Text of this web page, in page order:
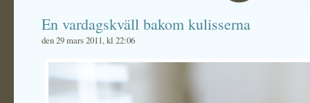
En vardagskväll bakom kulisserna
den 29 mars 2011, kl 22:06